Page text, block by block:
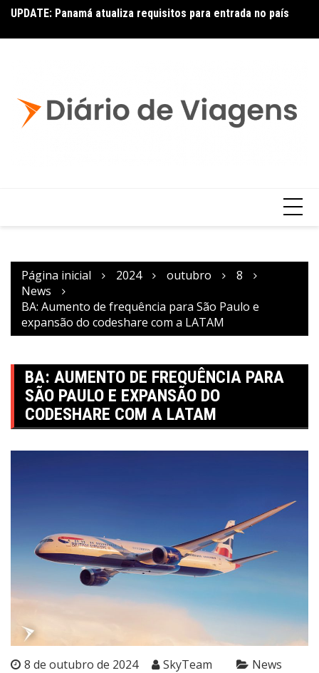
UPDATE: Panamá atualiza requisitos para entrada no país
Página inicial 2024 outubro
8
News
BA: Aumento de frequência para São Paulo e
expansão do codeshare com a LATAM
BA: AUMENTO DE FREQUÊNCIA PARA
SÃO PAULO E EXPANSÃO DO
CODESHARE COM A LATAM
8 de outubro de 2024 SkyTeam News